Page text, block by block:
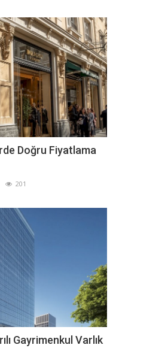
Doğru Fiyatlama
201
Gayrimenkul Varlık